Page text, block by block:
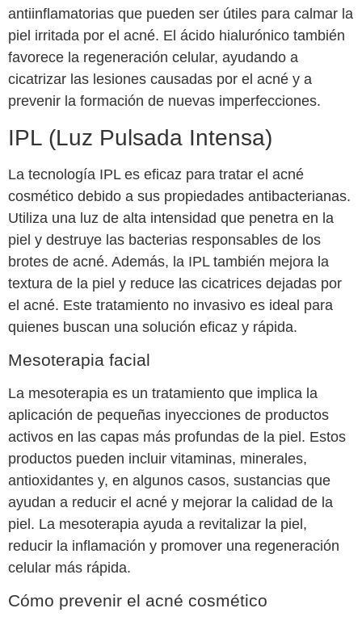
antiinflamatorias que pueden ser útiles para calmar la
piel irritada por el acné. El ácido hialurónico también
favorece la regeneración celular, ayudando a
cicatrizar las lesiones causadas por el acné y a
prevenir la formación de nuevas imperfecciones.
IPL (Luz Pulsada Intensa)
La tecnología IPL es eficaz para tratar el acné
cosmético debido a sus propiedades antibacterianas.
Utiliza una luz de alta intensidad que penetra en la
piel y destruye las bacterias responsables de los
brotes de acné. Además, la IPL también mejora la
textura de la piel y reduce las cicatrices dejadas por
el acné. Este tratamiento no invasivo es ideal para
quienes buscan una solución eficaz y rápida.
Mesoterapia facial
La mesoterapia es un tratamiento que implica la
aplicación de pequeñas inyecciones de productos
activos en las capas más profundas de la piel. Estos
productos pueden incluir vitaminas, minerales,
antioxidantes y, en algunos casos, sustancias que
ayudan a reducir el acné y mejorar la calidad de la
piel. La mesoterapia ayuda a revitalizar la piel,
reducir la inflamación y promover una regeneración
celular más rápida.
Cómo prevenir el acné cosmético